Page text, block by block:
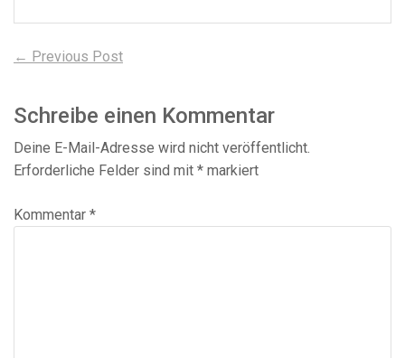
Beitragsnavigation
← Previous PostPrevious
Schreibe einen Kommentar
Deine E-Mail-Adresse wird nicht veröffentlicht.
Erforderliche Felder sind mit * markiert
Kommentar *